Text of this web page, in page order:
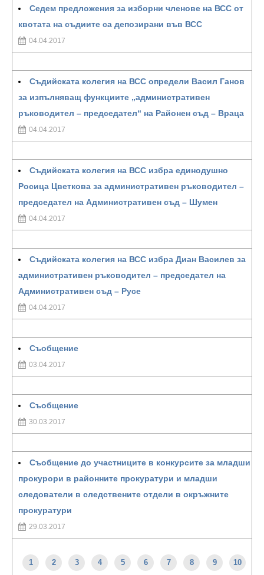
Седем предложения за изборни членове на ВСС от
квотата на съдиите са депозирани във ВСС
04.04.2017
Съдийската колегия на ВСС определи Васил Ганов
за изпълняващ функциите „административен
ръководител – председател“ на Районен съд – Враца
04.04.2017
Съдийската колегия на ВСС избра единодушно
Росица Цветкова за административен ръководител –
председател на Административен съд – Шумен
04.04.2017
Съдийската колегия на ВСС избра Диан Василев за
административен ръководител – председател на
Административен съд – Русе
04.04.2017
Съобщение
03.04.2017
Съобщение
30.03.2017
Съобщение до участниците в конкурсите за младши
прокурори в районните прокуратури и младши
следователи в следствените отдели в окръжните
прокуратури
29.03.2017
1 2 3 4 5 6 7 8 9 10